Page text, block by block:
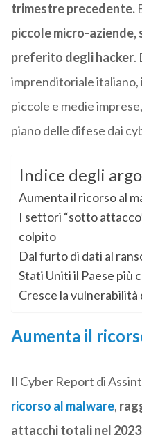
trimestre precedente.
piccole micro-
preferito degli hacker.
imprenditoriale
piccole e medie
piano delle difese dai
Indice degli
Aumenta il ricorso al
I settori “sotto
colpito
Dal furto di dati al
Stati Uniti il Paese più
Cresce la vulnerabilità
Aumenta il
Il Cyber Report di
ricorso al malware,
attacchi totali nel 2023